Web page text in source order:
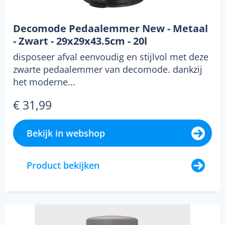
Decomode Pedaalemmer New - Metaal
- Zwart - 29x29x43.5cm - 20l
disposeer afval eenvoudig en stijlvol met deze
zwarte pedaalemmer van decomode. dankzij
het moderne...
€ 31,99
Bekijk in webshop
Product bekijken